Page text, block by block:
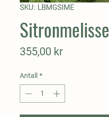
SKU: LBMGSIME
Sitronmelisse
355,00 krPris
Antall *